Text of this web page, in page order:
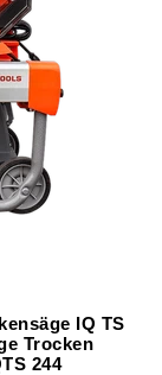
IQ TS
Trocken
244